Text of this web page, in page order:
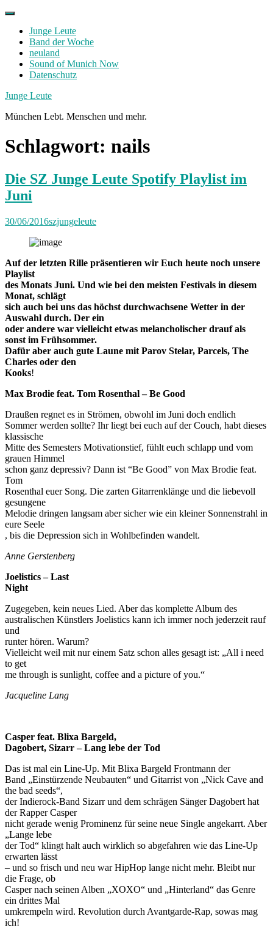
Skip
contentJunge Leute
Band der Woche
neuland
Sound of Munich Now
Datenschutz
Facebook
Twitter
Instagram
Junge Leute
München Lebt. Menschen und mehr.
Schlagwort: nails
Die SZ Junge Leute Spotify Playlist im
Juni
30/06/2016szjungeleute
Auf der letzten Rille präsentieren wir Euch heute noch unsere
Playlist
des Monats Juni. Und wie bei den meisten Festivals in diesem
Monat, schlägt
sich auch bei uns das höchst durchwachsene Wetter in der
Auswahl durch. Der ein
oder andere war vielleicht etwas melancholischer drauf als
sonst im Frühsommer.
Dafür aber auch gute Laune mit Parov Stelar, Parcels, The
Charles oder den
Kooks!
Max Brodie feat. Tom Rosenthal – Be Good
Draußen regnet es in Strömen, obwohl im Juni doch endlich
Sommer werden sollte? Ihr liegt bei euch auf der Couch, habt dieses
klassische
Mitte des Semesters Motivationstief, fühlt euch schlapp und vom
grauen Himmel
schon ganz depressiv? Dann ist “Be Good” von Max Brodie feat.
Tom
Rosenthal euer Song. Die zarten Gitarrenklänge und die liebevoll
gesungene
Melodie dringen langsam aber sicher wie ein kleiner Sonnenstrahl in
eure Seele
, bis die Depression sich in Wohlbefinden wandelt.
Anne Gerstenberg
Joelistics – Last
Night
Zugegeben, kein neues Lied. Aber das komplette Album des
australischen Künstlers Joelistics kann ich immer noch jederzeit rauf
und
runter hören. Warum?
Vielleicht weil mit nur einem Satz schon alles gesagt ist: „All i need
to get
me through is sunlight, coffee and a picture of you.“
Jacqueline Lang
Casper feat. Blixa Bargeld,
Dagobert, Sizarr – Lang lebe der Tod
Das ist mal ein Line-Up. Mit Blixa Bargeld Frontmann der
Band „Einstürzende Neubauten“ und Gitarrist von „Nick Cave and
the bad seeds“,
der Indierock-Band Sizarr und dem schrägen Sänger Dagobert hat
der Rapper Casper
nicht gerade wenig Prominenz für seine neue Single angekarrt. Aber
„Lange lebe
der Tod“ klingt halt auch wirklich so abgefahren wie das Line-Up
erwarten lässt
– und so frisch und neu war HipHop lange nicht mehr. Bleibt nur
die Frage, ob
Casper nach seinen Alben „XOXO“ und „Hinterland“ das Genre
ein drittes Mal
umkrempeln wird. Revolution durch Avantgarde-Rap, sowas mag
ich!